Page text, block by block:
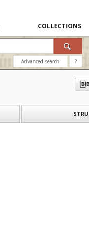
COLLECTIONS
Advanced search ?